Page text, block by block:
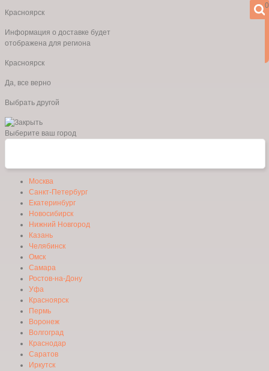
Красноярск
Информация о доставке будет
отображена для региона
Красноярск
Да, все верно
Выбрать другой
Выберите ваш город
Москва
Санкт-Петербург
Екатеринбург
Новосибирск
Нижний Новгород
Казань
Челябинск
Омск
Самара
Ростов-на-Дону
Уфа
Красноярск
Пермь
Воронеж
Волгоград
Краснодар
Саратов
Иркутск
0